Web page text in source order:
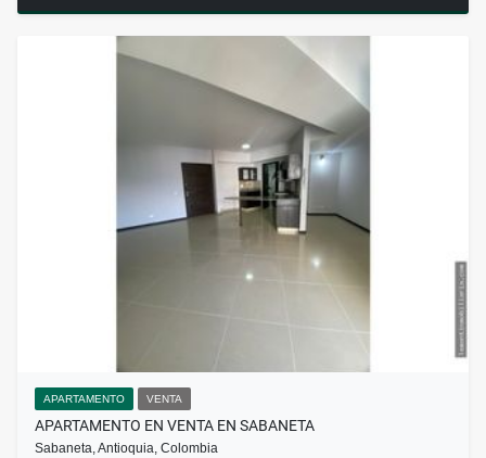
APARTAMENTO VENTA
APARTAMENTO EN VENTA EN SABANETA
Sabaneta, Antioquia, Colombia